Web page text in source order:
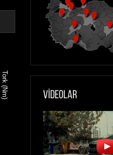
Tork (Nm) VİDEOLAR